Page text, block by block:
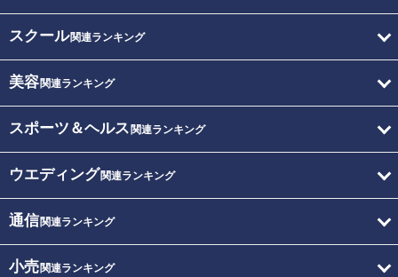
スクール関連ランキング
美容関連ランキング
スポーツ＆ヘルス 関連ランキング
ウエディング関連ランキング
通信関連ランキング
小売関連ランキング